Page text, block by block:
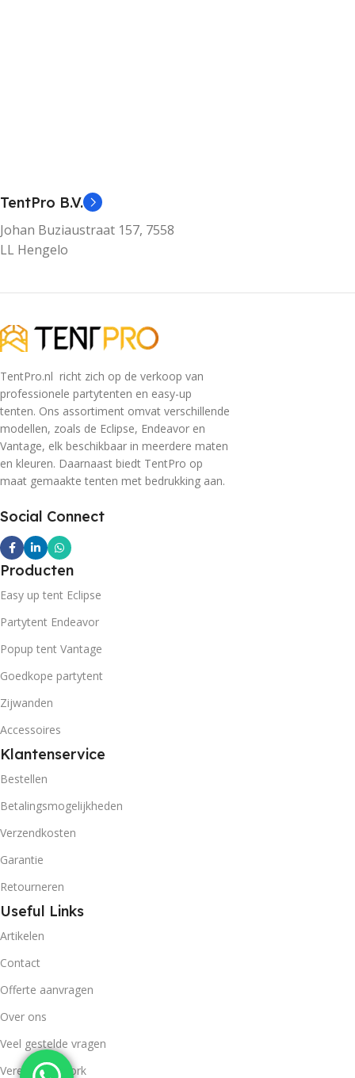
TentPro B.V.
Johan Buziaustraat 157, 7558
LL Hengelo
TentPro.nl richt zich op de verkoop van
professionele partytenten en easy-up
tenten. Ons assortiment omvat verschillende
modellen, zoals de Eclipse, Endeavor en
Vantage, elk beschikbaar in meerdere maten
en kleuren. Daarnaast biedt TentPro op
maat gemaakte tenten met bedrukking aan.
Social Connect
Producten
Easy up tent Eclipse
Partytent Endeavor
Popup tent Vantage
Goedkope partytent
Zijwanden
Accessoires
Klantenservice
Bestellen
Betalingsmogelijkheden
Verzendkosten
Garantie
Retourneren
Useful Links
Artikelen
Contact
Offerte aanvragen
Over ons
Veel gestelde vragen
Vereisen artwork